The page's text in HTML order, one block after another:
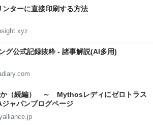
ンターに直接印刷する方法
グ公式記録抜粋 - 諸事解説(AI多用)
か（続編） ～ Mythosレディにゼロトラス
ジャパンブログページ